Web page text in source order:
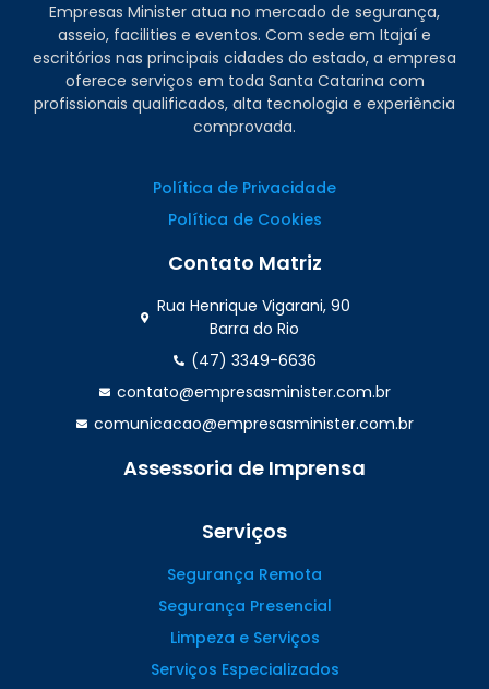
Empresas Minister atua no mercado de segurança,
asseio, facilities e eventos. Com sede em Itajaí e
escritórios nas principais cidades do estado, a empresa
oferece serviços em toda Santa Catarina com
profissionais qualificados, alta tecnologia e experiência
comprovada.
Política de Privacidade
Política de Cookies
Contato Matriz
Rua Henrique Vigarani, 90
Barra do Rio
(47) 3349-6636
contato@empresasminister.com.br
comunicacao@empresasminister.com.br
(47) 99988.4642
Assessoria de Imprensa
Serviços
Segurança Remota
Segurança Presencial
Limpeza e Serviços
Serviços Especializados